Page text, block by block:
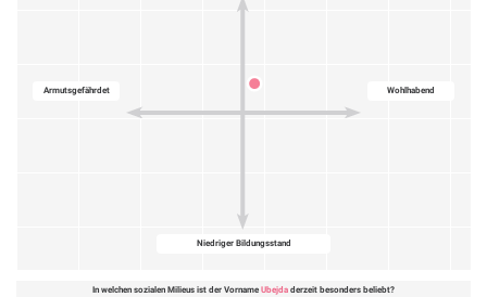
Wohlhabend
Niedriger Bildungsstand
Armutsgefährdet
In welchen sozialen Milieus ist der Vorname Ubejda derzeit besonders beliebt?